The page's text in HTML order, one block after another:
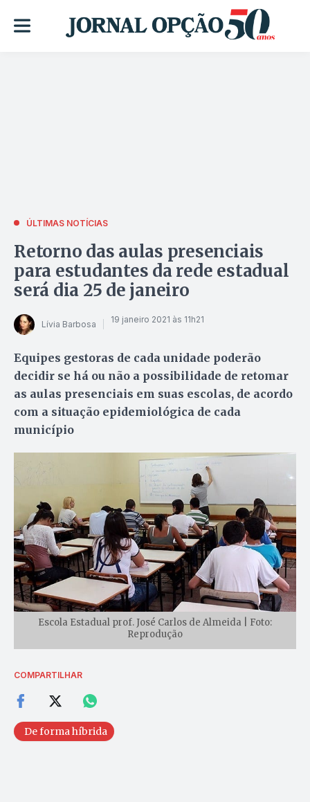
ÚLTIMAS NOTÍCIAS
Retorno das aulas presenciais
para estudantes da rede estadual
será dia 25 de janeiro
Lívia Barbosa 19 janeiro 2021 às 11h21
Equipes gestoras de cada unidade poderão
decidir se há ou não a possibilidade de retomar
as aulas presenciais em suas escolas, de acordo
com a situação epidemiológica de cada
município
Escola Estadual prof. José Carlos de Almeida | Foto:
Reprodução
COMPARTILHAR
De forma híbrida